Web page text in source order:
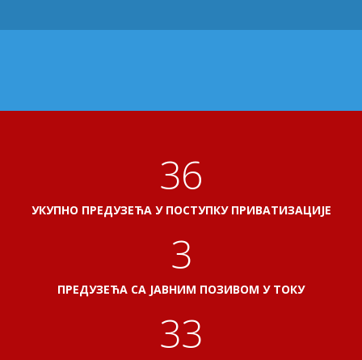
41
УКУПНО ПРЕДУЗЕЋА У ПОСТУПКУ ПРИВАТИЗАЦИЈЕ
3
ПРЕДУЗЕЋА СА ЈАВНИМ ПОЗИВОМ У ТОКУ
38